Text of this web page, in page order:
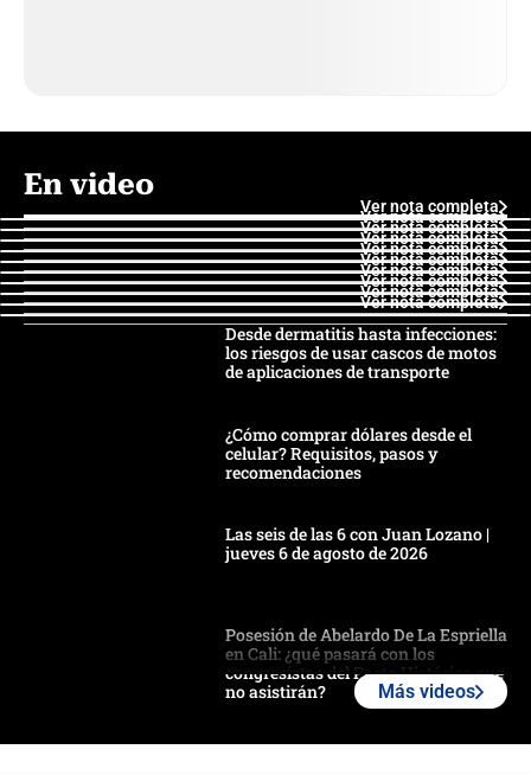
En video
Ver nota completa
Ver nota completa
Ver nota completa
Ver nota completa
Ver nota completa
Ver nota completa
Ver nota completa
Ver nota completa
Ver nota completa
Ver nota completa
Desde dermatitis hasta infecciones:
los riesgos de usar cascos de motos
de aplicaciones de transporte
¿Cómo comprar dólares desde el
celular? Requisitos, pasos y
recomendaciones
Las seis de las 6 con Juan Lozano |
jueves 6 de agosto de 2026
Posesión de Abelardo De La Espriella
en Cali: ¿qué pasará con los
congresistas del Pacto Histórico que
no asistirán?
Más videos